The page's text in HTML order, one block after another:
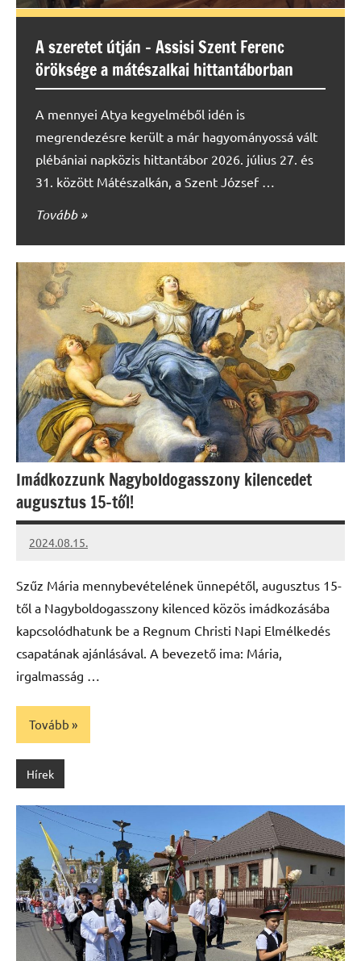
A szeretet útján – Assisi Szent Ferenc
öröksége a mátészalkai hittantáborban
A mennyei Atya kegyelméből idén is
megrendezésre került a már hagyományossá vált
plébániai napközis hittantábor 2026. július 27. és
31. között Mátészalkán, a Szent József …
Tovább
Imádkozzunk Nagyboldogasszony kilencedet
augusztus 15-től!
2024.08.15.
kovacs.agi
Szűz Mária mennybevételének ünnepétől, augusztus 15-
től a Nagyboldogasszony kilenced közös imádkozásába
kapcsolódhatunk be a Regnum Christi Napi Elmélkedés
csapatának ajánlásával. A bevezető ima: Mária,
irgalmasság …
Tovább
Hírek